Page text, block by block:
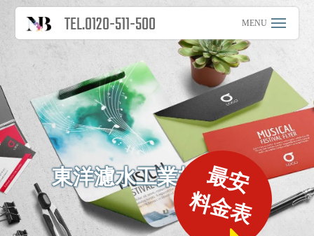
TEL.0120-511-500
東洋濾水工業株式会社
最安
料金表